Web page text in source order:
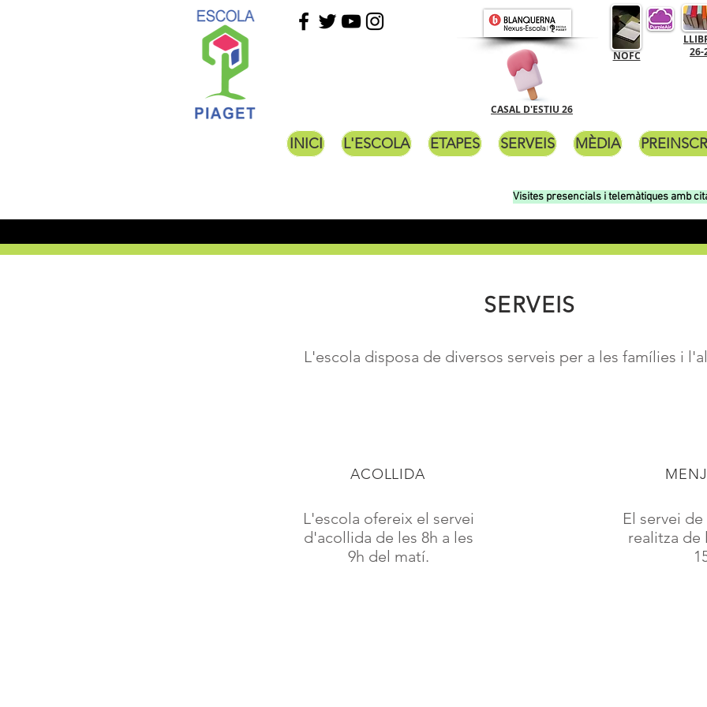
NOFC
26-
CASAL D'ESTIU 26
INICI L'ESCOLA ETAPES SERVEIS MÈDIA
Visites presencials i telemàtiques amb
SERVEIS
L'escola disposa de diversos serveis per a les famílies i
ACOLLIDA
L'escola ofereix el servei
d'acollida de les 8h a les
9h del matí.
El servei
realitza de